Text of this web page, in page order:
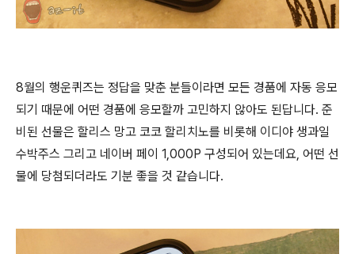
8월의 행운퀴즈는 정답을 맞춘 분들이라면 모든 경품에 자동 응모
되기 때문에 어떤 경품에 응모할까 고민하지 않아도 된답니다. 준
비된 선물은 할리스 망고 코코 할리치노를 비롯해 이디야 생과일
수박주스 그리고 네이버 페이 1,000P 구성되어 있는데요, 어떤 선
물에 당첨되더라도 기분 좋을 것 같습니다.